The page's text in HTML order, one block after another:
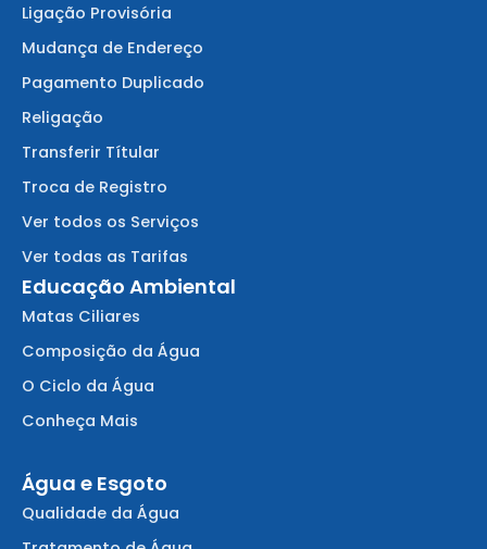
Ligação Provisória
Mudança de Endereço
Pagamento Duplicado
Religação
Transferir Títular
Troca de Registro
Ver todos os Serviços
Ver todas as Tarifas
Educação Ambiental
Matas Ciliares
Composição da Água
O Ciclo da Água
Conheça Mais
Água e Esgoto
Qualidade da Água